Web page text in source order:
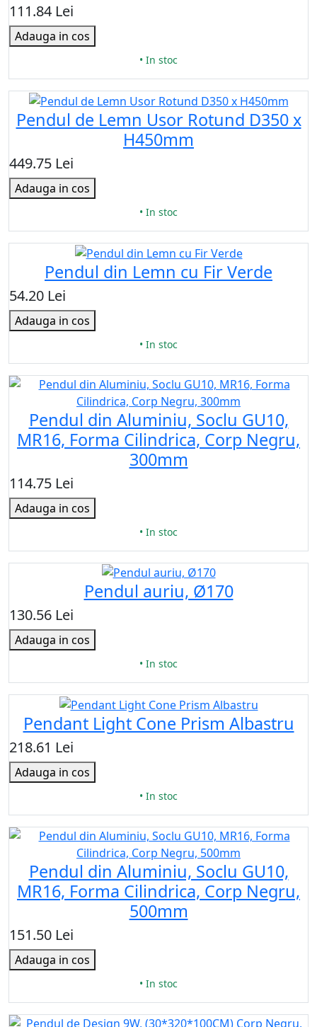
111.84 Lei
Adauga in cos
• In stoc
Pendul de Lemn Usor Rotund D350 x
H450mm
449.75 Lei
Adauga in cos
• In stoc
Pendul din Lemn cu Fir Verde
54.20 Lei
Adauga in cos
• In stoc
Pendul din Aluminiu, Soclu GU10,
MR16, Forma Cilindrica, Corp Negru,
300mm
114.75 Lei
Adauga in cos
• In stoc
Pendul auriu, Ø170
130.56 Lei
Adauga in cos
• In stoc
Pendant Light Cone Prism Albastru
218.61 Lei
Adauga in cos
• In stoc
Pendul din Aluminiu, Soclu GU10,
MR16, Forma Cilindrica, Corp Negru,
500mm
151.50 Lei
Adauga in cos
• In stoc